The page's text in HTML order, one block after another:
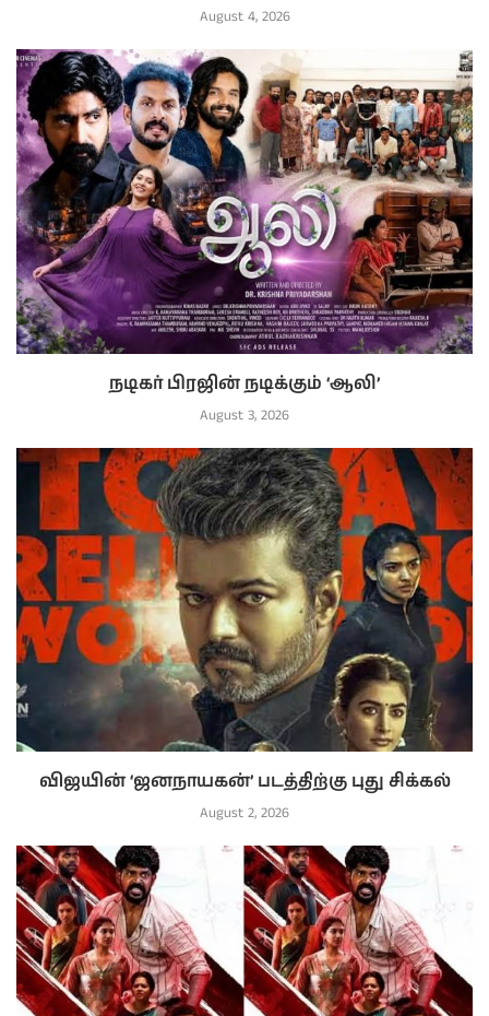
August 4, 2026
நடிகர் பிரஜின் நடிக்கும் ‘ஆலி’
August 3, 2026
விஜயின் ‘ஜனநாயகன்’ படத்திற்கு புது சிக்கல்
August 2, 2026